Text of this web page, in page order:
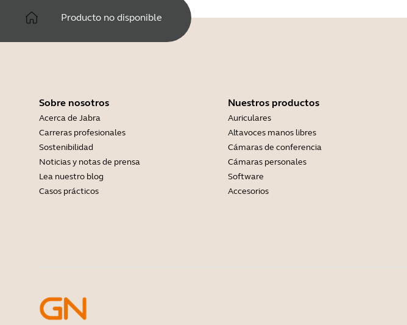
Producto no disponible
Sobre nosotros
Acerca de Jabra
Carreras profesionales
Sostenibilidad
Noticias y notas de prensa
Lea nuestro blog
Casos prácticos
Nuestros productos
Auriculares
Altavoces manos libres
Cámaras de conferencia
Cámaras personales
Software
Accesorios